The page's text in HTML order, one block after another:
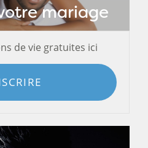
mariage
de vie gratuites ici